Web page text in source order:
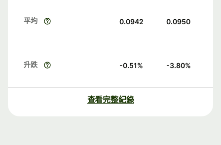
平均 0.0942 0.0950
升跌 -0.51% -3.80%
查看完整紀錄